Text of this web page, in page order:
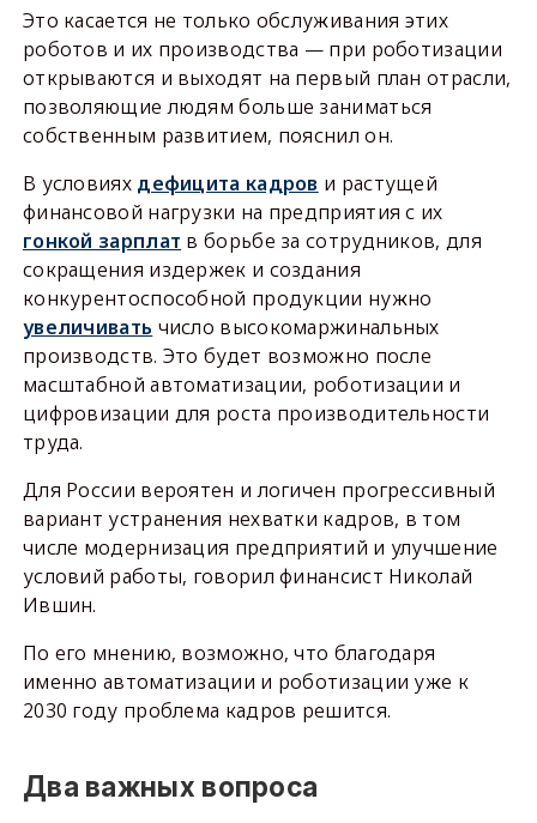
Это касается не только обслуживания этих
роботов и их производства — при роботизации
открываются и выходят на первый план отрасли,
позволяющие людям больше заниматься
собственным развитием, пояснил он.
В условиях дефицита кадров и растущей
финансовой нагрузки на предприятия с их
гонкой зарплат в борьбе за сотрудников, для
сокращения издержек и создания
конкурентоспособной продукции нужно
увеличивать число высокомаржинальных
производств. Это будет возможно после
масштабной автоматизации, роботизации и
цифровизации для роста производительности
труда.
Для России вероятен и логичен прогрессивный
вариант устранения нехватки кадров, в том
числе модернизация предприятий и улучшение
условий работы, говорил финансист Николай
Ившин.
По его мнению, возможно, что благодаря
именно автоматизации и роботизации уже к
2030 году проблема кадров решится.
Два важных вопроса